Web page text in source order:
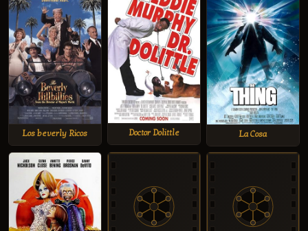
Los beverly Ricos Doctor Dolittle La Cosa